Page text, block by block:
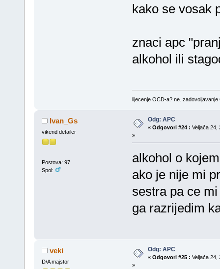
kako se vosak
znaci apc
alkohol ili
lijecenje OCD-a? ne. zadovoljavanje
Ivan_Gs
vikend detailer
Postova: 97
Spol:
Odg: APC
« Odgovori #24 : Veljača 24,
»
alkohol o
ako je nije mi
sestra pa ce
ga razrijedim
veki
D/A majstor
Odg: APC
« Odgovori #25 : Veljača 24,
»